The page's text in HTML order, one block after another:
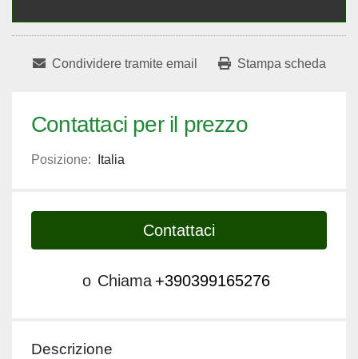
Condividere tramite email Stampa scheda
Contattaci per il prezzo
Posizione: Italia
Contattaci
o Chiama +390399165276
Descrizione